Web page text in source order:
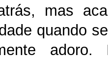
mas
quando